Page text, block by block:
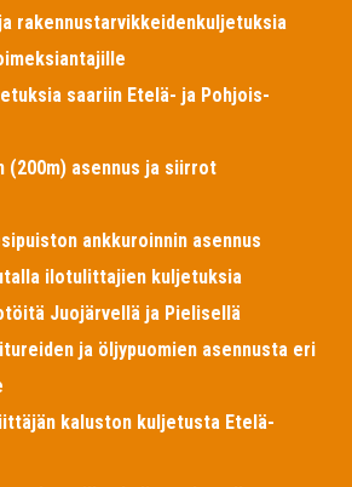
rakennustarvikkeidenkuljetuksia
saariin Etelä- ja Pohjois-
(200m) asennus ja siirrot
ankkuroinnin asennus
ilotulittajien kuljetuksia
Juojärvellä ja Pielisellä
ja öljypuomien asennusta eri
kaluston kuljetusta Etelä-